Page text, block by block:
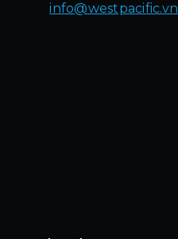
info@westpacific.vn